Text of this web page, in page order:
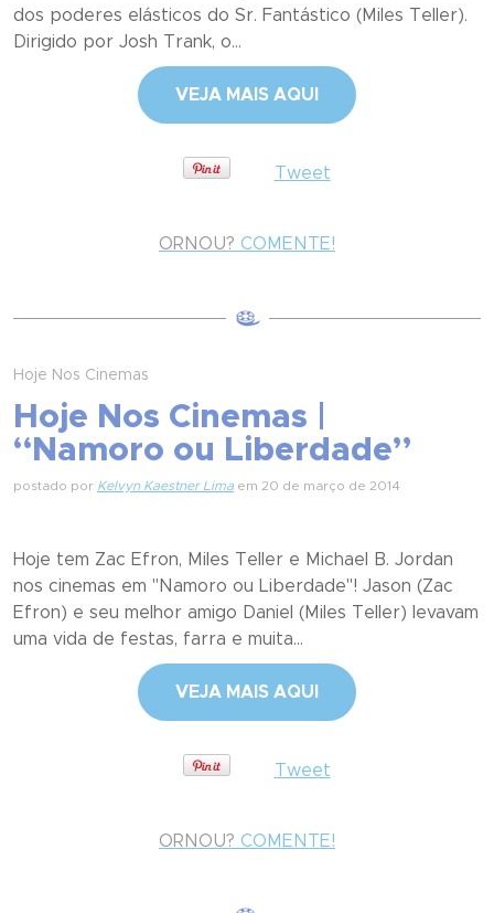
dos poderes elásticos do Sr. Fantástico (Miles Teller).
Dirigido por Josh Trank, o...
VEJA MAIS AQUI
Tweet
ORNOU? COMENTE!
Hoje Nos Cinemas
Hoje Nos Cinemas |
“Namoro ou Liberdade”
postado por Kelvyn Kaestner Lima em 20 de março de 2014
Hoje tem Zac Efron, Miles Teller e Michael B. Jordan
nos cinemas em "Namoro ou Liberdade"! Jason (Zac
Efron) e seu melhor amigo Daniel (Miles Teller) levavam
uma vida de festas, farra e muita...
VEJA MAIS AQUI
Tweet
ORNOU? COMENTE!